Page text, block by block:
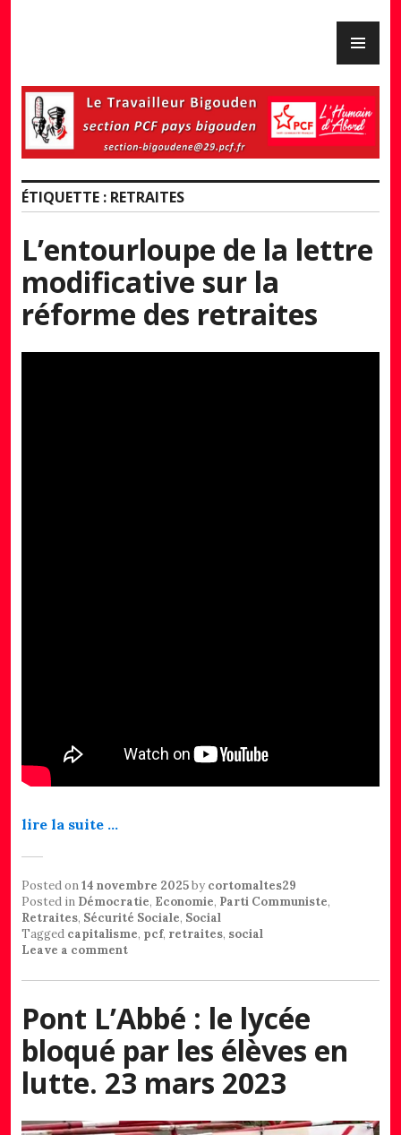
ÉTIQUETTE : RETRAITES
L’entourloupe de la lettre
modificative sur la
réforme des retraites
lire la suite …
Posted on14 novembre 2025by cortomaltes29
Posted in Démocratie, Economie, Parti Communiste,
Retraites, Sécurité Sociale, Social
Tagged capitalisme, pcf, retraites, social
Leave a comment
Pont L’Abbé : le lycée
bloqué par les élèves en
lutte. 23 mars 2023